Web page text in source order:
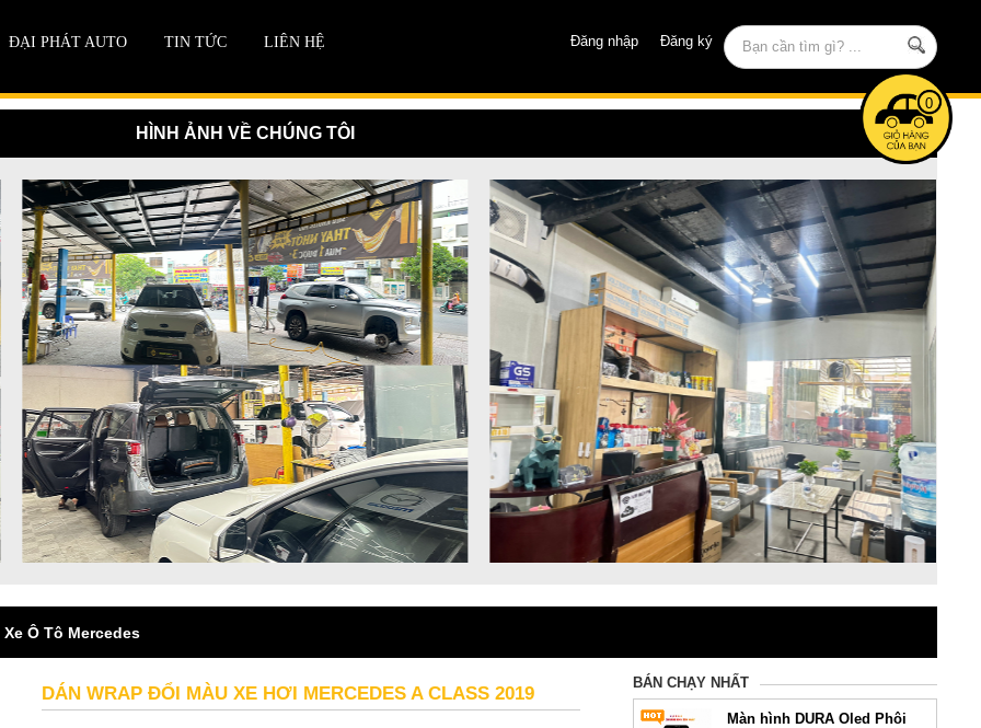
Đăng nhập Đăng ký
ĐẠI PHÁT AUTO TIN TỨC LIÊN HỆ
0
HÌNH ẢNH VỀ CHÚNG TÔI
Ô Tô Mercedes
DÁN WRAP ĐỔI MÀU XE HƠI MERCEDES A CLASS 2019
BÁN CHẠY NHẤT
Màn hình DURA Oled Phôi